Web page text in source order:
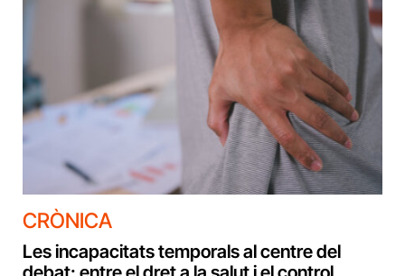
CRÒNICA
Les incapacitats temporals al centre del